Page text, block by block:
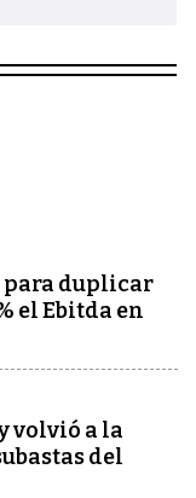
para duplicar
el Ebitda en
volvió a la
del